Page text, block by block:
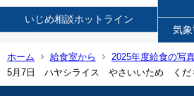
いじめ相談ホットライン
気
ホーム 給食室から
2025年度給食の写
5月7日 ハヤシライス やさいいため く